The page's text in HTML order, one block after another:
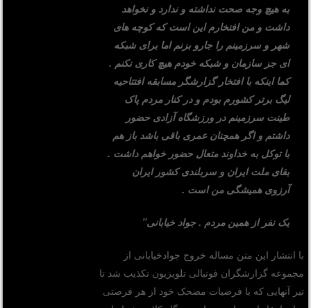
به هیچ وجه صحت نداشته و ندارد و نخواهد
داشت و من افتخارم این است که کوچه های
شهر و سرزمینم را جارو بزنم اما برای شبکه
ای جز سازمان و شبکه خودم هیچ کاری نکنم .
کما اینکه با افتخار گزارشگر مسابقه افتتاحیه
لیگ برتر کشورم بودم و در کنار مردم پاک
طینت سرزمینم در ورزشگاه آزادی حضور
داشتم و اگر همچنان عمری باقی باشد باز هم
با توکل به خداوند متعال حضور خواهم داشت .
بقای ملت ایران و سربلندی کشور ایران
آرزوی همیشگی من است .
یک نفر از همین مردم . جواد خیابانی”
با انتشار این متن مساله خروج جوادخیابانی از
مجموعه گزارشگران فوتبالی تلویزیون تکذیب شد تا
تیر آنهایی که با فرضیات مضحک خود از هر فرصتی